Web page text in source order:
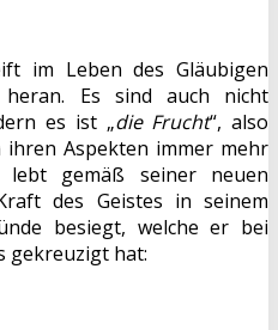
im Leben des Gläubigen
Es sind auch nicht
es ist „die Frucht“, also
ihren Aspekten immer mehr
gemäß seiner neuen
des Geistes in seinem
besiegt, welche er bei
gekreuzigt hat: